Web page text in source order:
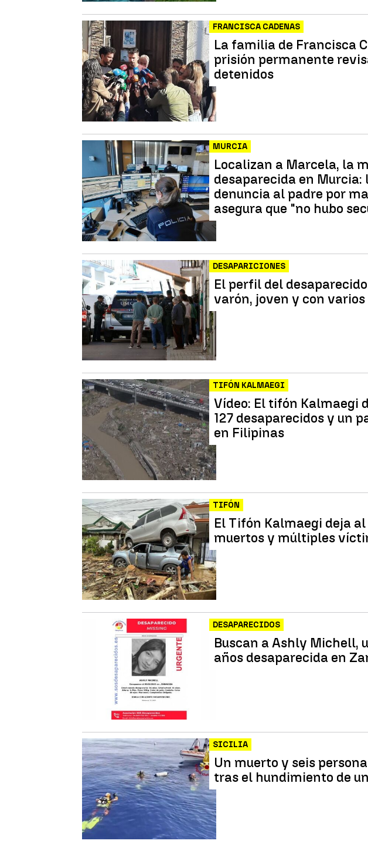
FRANCISCA CADENAS
La familia de Francisca
prisión permanente
detenidos
MURCIA
Localizan a Marcela, la
desaparecida en Murcia:
denuncia al padre por
asegura que "no hubo
DESAPARICIONES
El perfil del
varón, joven y con
TIFÓN KALMAEGI
Vídeo: El tifón Kalmaegi
127 desaparecidos y un
en Filipinas
TIFÓN
El Tifón Kalmaegi deja
muertos y múltiples
DESAPARECIDOS
Buscan a Ashly Michell,
años desaparecida en
SICILIA
Un muerto y seis
tras el hundimiento de